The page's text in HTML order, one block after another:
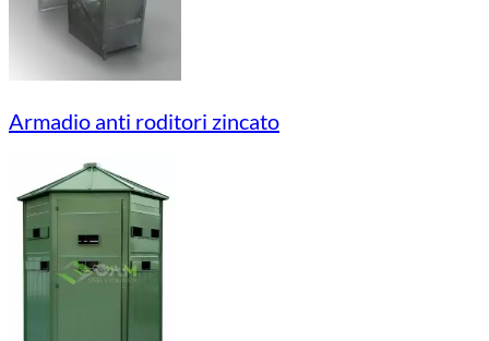
Armadio anti roditori zincato